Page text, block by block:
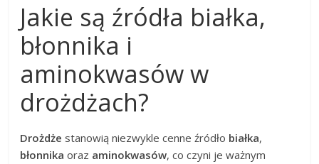
Jakie są źródła białka,
błonnika i
aminokwasów w
drożdżach?
Drożdże stanowią niezwykle cenne źródło białka,
błonnika oraz aminokwasów, co czyni je ważnym